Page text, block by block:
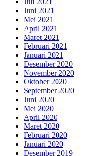
Juni 2021
Mei 2021
April 2021
Maret 2021
Februari 2021
Januari 2021
Desember 2020
November 2020
Oktober 2020
September 2020
Juni 2020
Mei 2020
April 2020
Maret 2020
Februari 2020
Januari 2020
Desember 2019